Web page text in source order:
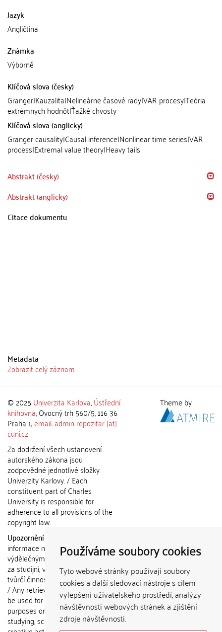
Používáme soubory cookies
Tyto webové stránky používají soubory
cookies a další sledovací nástroje s cílem
vylepšení uživatelského prostředí, analýzy
návštěvnosti webových stránek a zjištění
zdroje návštěvnosti.
Jazyk
Angličtina
Známka
Výborně
Klíčová slova (česky)
Granger|Kauzalita|Nelineárne časové rady|VAR procesy|Teória
extrémnych hodnôt|Ťažké chvosty
Klíčová slova (anglicky)
Granger causality|Causal inference|Nonlinear time series|VAR
process|Extremal value theory|Heavy tails
Abstrakt (česky)
Abstrakt (anglicky)
Citace dokumentu
Metadata
Zobrazit celý záznam
© 2025 Univerzita Karlova,Ústřední
knihovna, Ovocný trh 560/5, 116 36
Praha 1;email: admin-repozitar [at]
cuni.cz
Za dodržení všech ustanovení
autorského zákona jsou
zodpovědné jednotlivé složky
Univerzity Karlovy. / Each
constituent part of Charles
University is responsible for
adherence to all provisions of the
copyright law.
Upozornění / Notice:
informace nemohou být použity k
výdělečným účelům nebo vydávány
za studijní, vědeckou nebo jinou
tvůrčí činnost jiné osoby než autora.
/ Any retrieved information shall not
be used for any commercial
purposes or claimed as results of
studying, scientific or any other
Theme by